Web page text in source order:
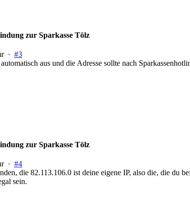
zur Sparkasse Tölz
· #3
aus und die Adresse sollte nach
zur Sparkasse Tölz
· #4
die 82.113.106.0 ist deine eigene IP, also die, die du
sein.